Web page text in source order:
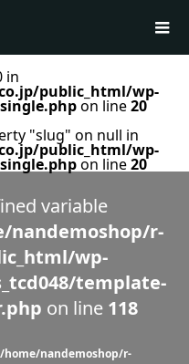
in
public_html/wp-
on line20
"slug" on null in
public_html/wp-
on line20
variable
nandemoshop/r-
wp-
template-
on line 118
/home/nandemoshop/r-